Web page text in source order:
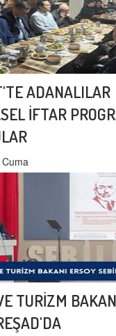
ADANALILAR
İFTAR
TURİZM